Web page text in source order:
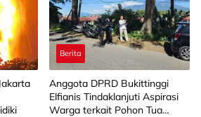
Berita
Anggota DPRD Bukittinggi
Elfianis Tindaklanjuti Aspirasi
Warga terkait Pohon Tua